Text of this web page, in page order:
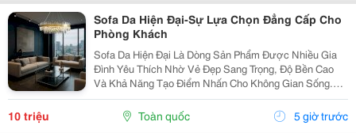
Sofa Da Hiện Đại-Sự Lựa Chọn Đẳng Cấp Cho
Phòng Khách
Sofa Da Hiện Đại Là Dòng Sản Phẩm Được Nhiều Gia
Đình Yêu Thích Nhờ Vẻ Đẹp Sang Trọng, Độ Bền Cao
Và Khả Năng Tạo Điểm Nhấn Cho Không Gian Sống.
Với Thiết Kế Tinh Tế Cùng Chất Liệu Da Cao Cấp, Sofa
Không Chỉ Mang Lại Cảm Giác Thoải Mái Mà Còn Thể...
10 triệu Toàn quốc 5 giờ trước